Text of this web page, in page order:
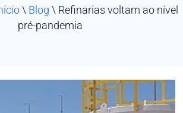
\ Blog \ Refinarias voltam ao nível
pré-pandemia